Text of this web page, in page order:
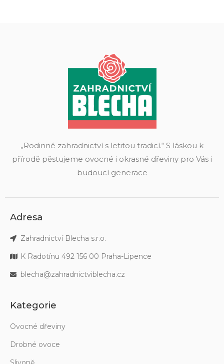
„Rodinné zahradnictví s letitou tradicí.“ S láskou k
přírodě pěstujeme ovocné i okrasné dřeviny pro Vás i
budoucí generace
Adresa
Zahradnictví Blecha s.r.o.
K Radotínu 492 156 00 Praha-Lipence
blecha@zahradnictviblecha.cz
Kategorie
Ovocné dřeviny
Drobné ovoce